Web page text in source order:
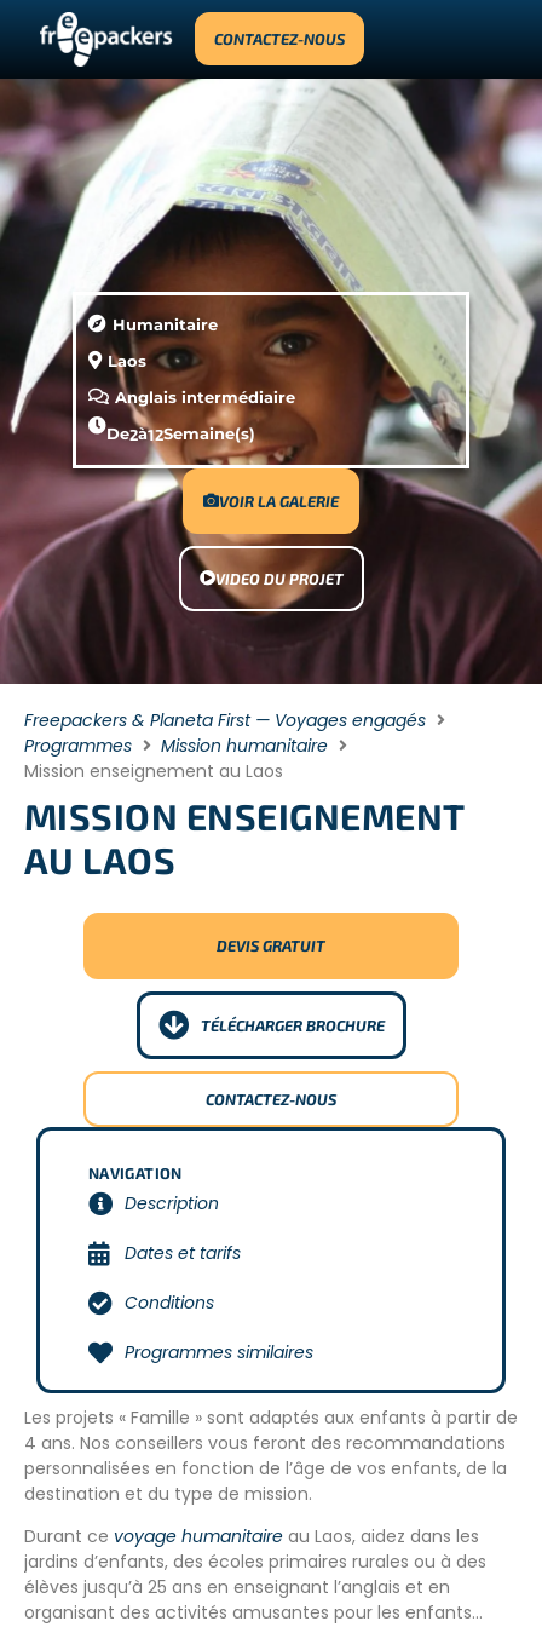
CONTACTEZ-NOUS
Humanitaire
Laos
Anglais intermédiaire
De2à12Semaine(s)
VOIR LA GALERIE
VIDEO DU PROJET
Freepackers & Planeta First — Voyages engagés
Programmes
Mission humanitaire
Mission enseignement au Laos
MISSION ENSEIGNEMENT
AU LAOS
DEVIS GRATUIT
TÉLÉCHARGER BROCHURE
CONTACTEZ-NOUS
NAVIGATION
Description
Dates et tarifs
Conditions
Programmes similaires
Les projets « Famille » sont adaptés aux enfants à partir de
4 ans. Nos conseillers vous feront des recommandations
personnalisées en fonction de l’âge de vos enfants, de la
destination et du type de mission.
Durant ce voyage humanitaire au Laos, aidez dans les
jardins d’enfants, des écoles primaires rurales ou à des
élèves jusqu’à 25 ans en enseignant l’anglais et en
organisant des activités amusantes pour les enfants…